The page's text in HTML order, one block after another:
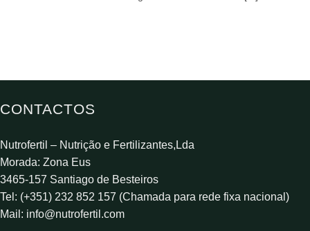
CONTACTOS
Nutrofertil – Nutrição e Fertilizantes,Lda
Morada: Zona Eus
3465-157 Santiago de Besteiros
Tel: (+351) 232 852 157 (Chamada para rede fixa nacional)
Mail: info@nutrofertil.com